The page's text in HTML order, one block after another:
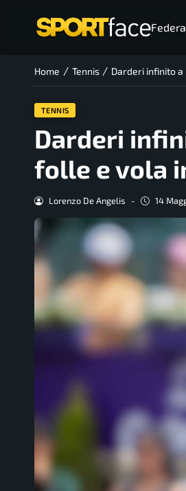
Home / Tennis / Darderi infinito
TENNIS
Darderi
folle e vola
Lorenzo De Angelis - 14